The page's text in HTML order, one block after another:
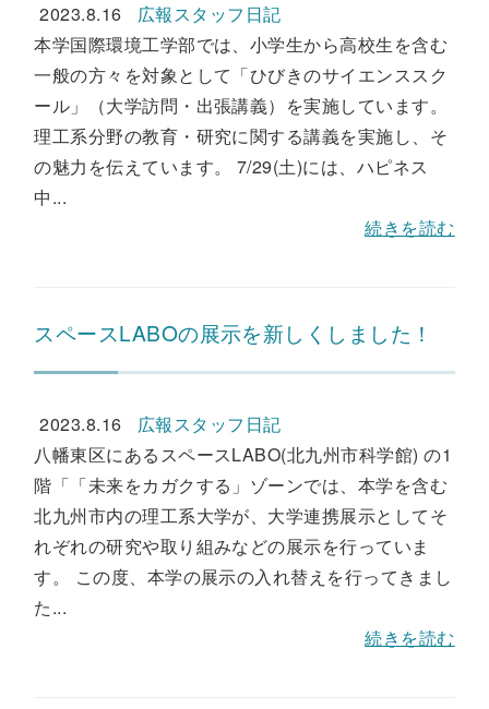
2023.8.16
広報スタッフ日記
本学国際環境工学部では、小学生から高校生を含む
一般の方々を対象として「ひびきのサイエンススク
ール」（大学訪問・出張講義）を実施しています。
理工系分野の教育・研究に関する講義を実施し、そ
の魅力を伝えています。 7/29(土)には、ハピネス
中...
続きを読む
スペースLABOの展示を新しくしました！
2023.8.16
広報スタッフ日記
八幡東区にあるスペースLABO(北九州市科学館) の1
階「「未来をカガクする」ゾーンでは、本学を含む
北九州市内の理工系大学が、大学連携展示としてそ
れぞれの研究や取り組みなどの展示を行っていま
す。 この度、本学の展示の入れ替えを行ってきまし
た...
続きを読む